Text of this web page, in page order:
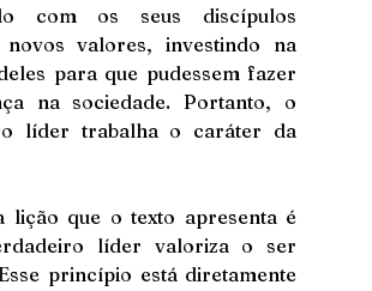
com os seus discípulos
novos valores, investindo na
para que pudessem fazer
na sociedade. Portanto, o
líder trabalha o caráter da
lição que o texto apresenta é
líder valoriza o ser
princípio está diretamente